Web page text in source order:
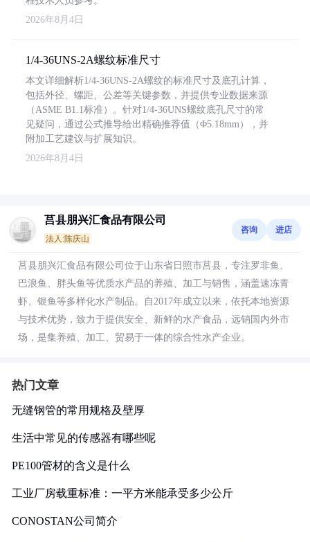
2026年8月4日
1/4-36UNS-2A螺纹标准尺寸
本文详细解析1/4-36UNS-2A螺纹的标准尺寸及底孔计算，
包括外径、螺距、公差等关键参数，并提供专业数据来源
（ASME B1.1标准）。针对1/4-36UNS螺纹底孔尺寸的常
见疑问，通过公式推导给出精确推荐值（Φ5.18mm），并
附加工艺建议与扩展知识。
2026年8月4日
莒县朋兴汇食品有限公司
法人:陈庆山
咨询 进店
莒县朋兴汇食品有限公司位于山东省日照市莒县，专注罗非鱼、
巴浪鱼、胖头鱼等优质水产品的养殖、加工与销售，涵盖速冻青
虾、银鱼等多样化水产制品。自2017年成立以来，依托本地资源
与技术优势，致力于提供安全、新鲜的水产食品，远销国内外市
场，是集养殖、加工、贸易于一体的综合性水产企业。
热门文章
无缝钢管的常用规格及壁厚
生活中常见的传感器有哪些呢
PE100管材的含义是什么
工业厂房载重标准：一平方米能承受多少公斤
CONOSTAN公司简介